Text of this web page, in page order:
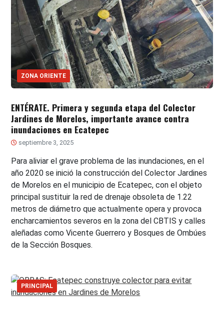
ZONA ORIENTE
ENTÉRATE. Primera y segunda etapa del Colector
Jardines de Morelos, importante avance contra
inundaciones en Ecatepec
septiembre 3, 2025
Para aliviar el grave problema de las inundaciones, en el
año 2020 se inició la construcción del Colector Jardines
de Morelos en el municipio de Ecatepec, con el objeto
principal sustituir la red de drenaje obsoleta de 1.22
metros de diámetro que actualmente opera y provoca
encharcamientos severos en la zona del CBTIS y calles
aleñadas como Vicente Guerrero y Bosques de Ombúes
de la Sección Bosques.
PRINCIPAL